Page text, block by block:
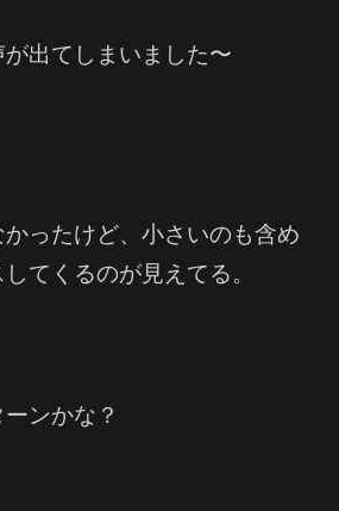
出てしまいました〜
ったけど、小さいのも含め
てくるのが見えてる。
ンかな？